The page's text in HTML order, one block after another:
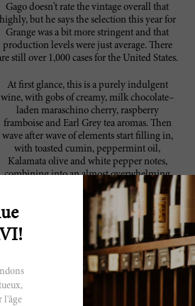
Gago doesn't rate the vintage overall that
highly, but he says the selection this year for
Grange was a bit more stringent and that
production levels were just average. There
still over 1,000 cases for the United States.
At first glance, this is a purely indulgent
wine, with gobs of creamy, milk chocolate–
laden maraschino cherry, raspberry
framboise and Earl Grey tea aromas. Then
wave after wave of elements start filling in,
with toasted cumin, peppermint oil,
Kalamata olive and white pepper notes,
combining into an almost overwhelming
amount of details. Becomes indulgent again
on the long, lush finish. Drink now through
2035. 1,088 cases imported. — MW
Shows a cooler and more savory style from
the get go. Darker, spicy aromas with notes of
clove and soy, blackberries, bracken and
wood, dried orange and dark chocolate. The
depth of flavor is undeniable. There's
elegance here too, in the sense that it is
l'âge